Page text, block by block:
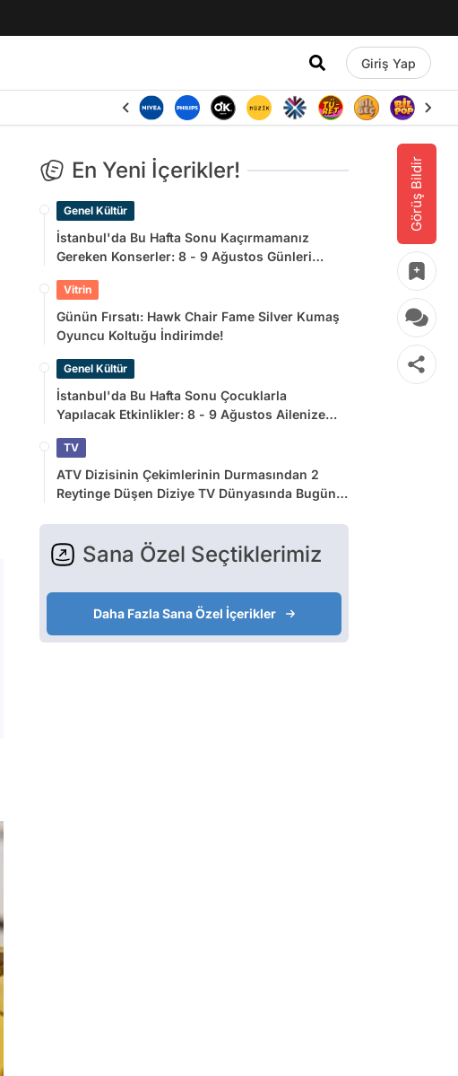
Giriş Yap
Görüş Bildir
En Yeni İçerikler!
Genel Kültür
İstanbul'da Bu Hafta Sonu Kaçırmamanız
Gereken Konserler: 8 - 9 Ağustos Günleri
Vitrin
Günün Fırsatı: Hawk Chair Fame Silver Kumaş
Oyuncu Koltuğu İndirimde!
Genel Kültür
İstanbul'da Bu Hafta Sonu Çocuklarla
Yapılacak Etkinlikler: 8 - 9 Ağustos Ailenize
TV
ATV Dizisinin Çekimlerinin Durmasından 2
Reytinge Düşen Diziye TV Dünyasında Bugün
Sana Özel Seçtiklerimiz
Daha Fazla Sana Özel İçerikler